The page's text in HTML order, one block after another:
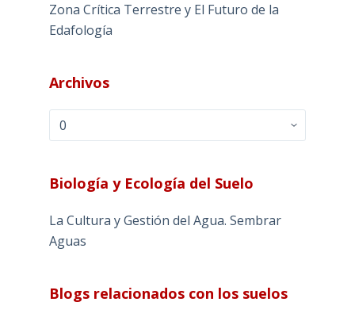
Zona Crítica Terrestre y El Futuro de la
Edafología
Archivos
Archivos
Biología y Ecología del Suelo
La Cultura y Gestión del Agua. Sembrar
Aguas
Blogs relacionados con los suelos